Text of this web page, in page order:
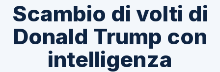
Scambio di volti di
Donald Trump con
intelligenza